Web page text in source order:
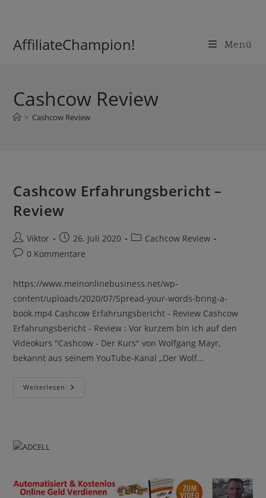
springen
AffiliateChampion! Menü
Cashcow Review
> Cashcow Review
Cashcow Erfahrungsbericht –
Review
Beitrags-
Autor:
Viktor
Beitrag
veröffentlicht:
26. Juli 2020
Beitrags-
Cachcow Review
Beitrags-
0 Kommentare
https://www.meinonlinebusiness.net/wp-
content/uploads/2020/07/Spread-your-words-bring-a-
book.mp4 Cashcow Erfahrungsbericht - Review Cashcow
Erfahrungsbericht - Review : Vor kurzem bin ich auf den
Videokurs "Cashcow - Der Kurs" von Wolfgang Mayr,
bekannt aus seinem YouTube-Kanal „Der Wolf…
Weiterlesen Cashcow